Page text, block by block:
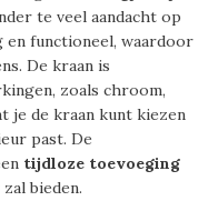
te veel aandacht op
functioneel, waardoor
De kraan is
zoals chroom,
je de kraan kunt kiezen
past. De
tijdloze toevoeging
bieden.